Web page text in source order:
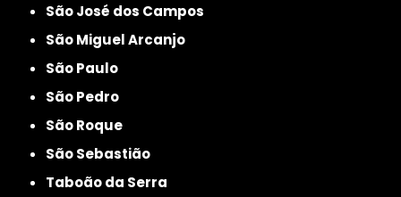
São José dos Campos
São Miguel Arcanjo
São Paulo
São Pedro
São Roque
São Sebastião
Taboão da Serra